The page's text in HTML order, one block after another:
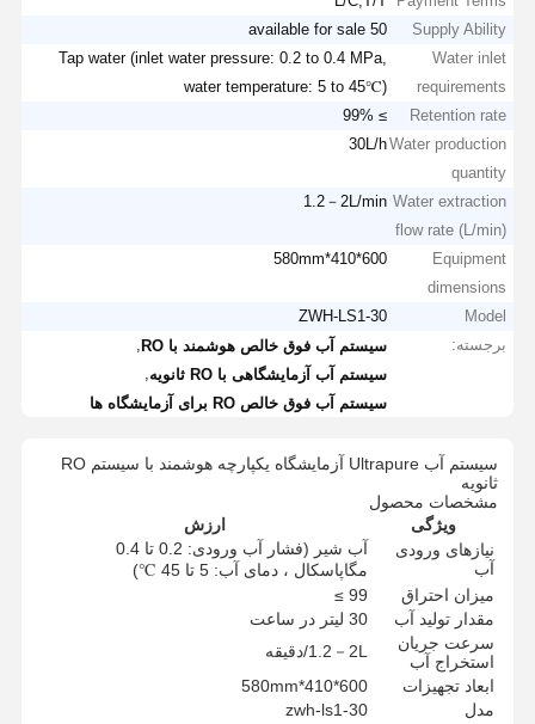
Supply Ability
50 available for sale
Water inlet
requirements
Tap water (inlet water pressure: 0.2 to 0.4 MPa,
water temperature: 5 to 45℃)
Retention rate
≥ 99%
Water production
quantity
30L/h
Water extraction
flow rate (L/min)
1.2－2L/min
Equipment
dimensions
600*410*580mm
Model
ZWH-LS1-30
برجسته:
سیستم آب فوق خالص هوشمند با RO
سیستم آب آزمایشگاهی با RO ثانویه
سیستم آب فوق خالص RO برای آزمایشگاه ها
سیستم آب Ultrapure آزمایشگاه یکپارچه هوشمند با سیستم RO
ثانویه
مشخصات محصول
ویژگی
ارزش
نیازهای ورودی
آب
آب شیر (فشار آب ورودی: 0.2 تا 0.4
مگاپاسکال ، دمای آب: 5 تا 45 ℃)
میزان احتراق
99 ≥
مقدار تولید آب
30 لیتر در ساعت
سرعت جریان
استخراج آب
1.2－2L/دقیقه
ابعاد تجهیزات
600*410*580mm
مدل
zwh-ls1-30